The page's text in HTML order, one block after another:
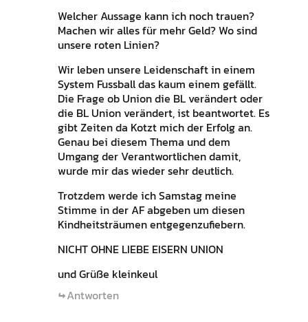
Welcher Aussage kann ich noch trauen?
Machen wir alles für mehr Geld? Wo sind
unsere roten Linien?
Wir leben unsere Leidenschaft in einem
System Fussball das kaum einem gefällt.
Die Frage ob Union die BL verändert oder
die BL Union verändert, ist beantwortet. Es
gibt Zeiten da Kotzt mich der Erfolg an.
Genau bei diesem Thema und dem
Umgang der Verantwortlichen damit,
wurde mir das wieder sehr deutlich.
Trotzdem werde ich Samstag meine
Stimme in der AF abgeben um diesen
Kindheitsträumen entgegenzufiebern.
NICHT OHNE LIEBE EISERN UNION
und Grüße kleinkeul
Antworten